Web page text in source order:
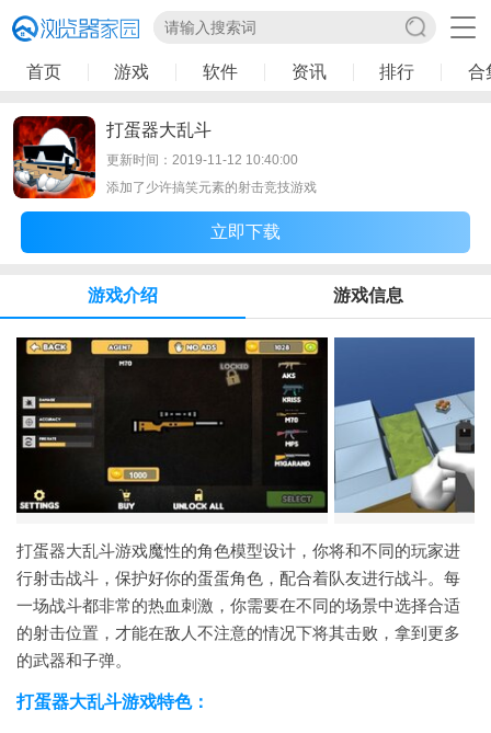
首页 游戏 软件 资讯 排行 合
打蛋器大乱斗
更新时间：2019-11-12 10:40:00
添加了少许搞笑元素的射击竞技游戏
立即下载
游戏介绍 游戏信息
打蛋器大乱斗游戏魔性的角色模型设计，你将和不同的玩家进
行射击战斗，保护好你的蛋蛋角色，配合着队友进行战斗。每
一场战斗都非常的热血刺激，你需要在不同的场景中选择合适
的射击位置，才能在敌人不注意的情况下将其击败，拿到更多
的武器和子弹。
打蛋器大乱斗游戏特色：